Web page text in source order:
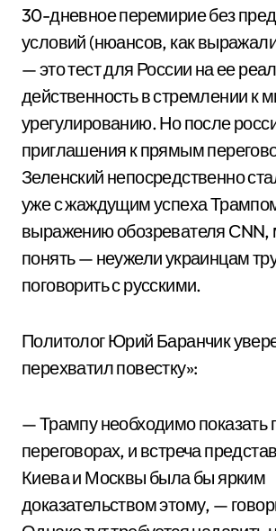
30-дневное перемирие без
условий (нюансов, как
— это тест для России на ее
действенность в стремлении к
урегулированию. Но после
приглашения к прямым
Зеленский непосредственно
уже с жаждущим успеха
выражению обозревателя СNN,
понять — неужели украинцам
поговорить с русскими.
Политолог Юрий Баранчик
перехватил повестку»:
— Трампу необходимо показать
переговорах, и встреча
Киева и Москвы была бы ярким
доказательством этому, —